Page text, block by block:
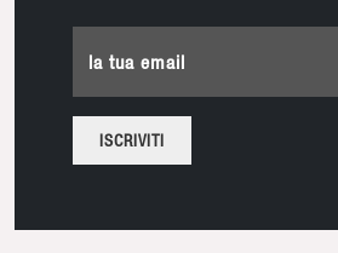
la tua email